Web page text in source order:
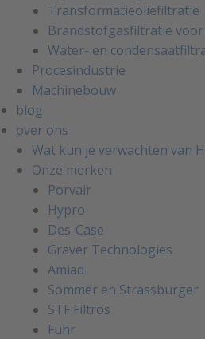
Transformatieoliefiltratie
Brandstofgasfiltratie
Water- en
Procesindustrie
Machinebouw
blog
over ons
Wat kun je verwachten van
Onze merken
Porvair
Hypro
Des-Case
Graver Technologies
Amiad
Sommer en Strassburger
STF Filtros
Fuhr